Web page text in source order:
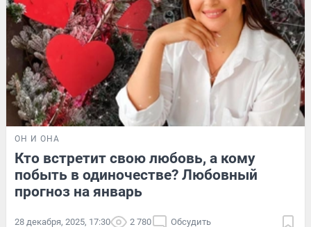
ОН И ОНА
Кто встретит свою любовь, а кому
побыть в одиночестве? Любовный
прогноз на январь
28 декабря, 2025, 17:30 2 780 Обсудить